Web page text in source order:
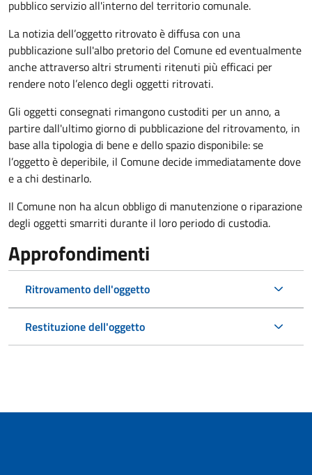
pubblico servizio all'interno del territorio comunale.
La notizia dell’oggetto ritrovato è diffusa con una
pubblicazione sull'albo pretorio del Comune ed eventualmente
anche attraverso altri strumenti ritenuti più efficaci per
rendere noto l’elenco degli oggetti ritrovati.
Gli oggetti consegnati rimangono custoditi per un anno, a
partire dall'ultimo giorno di pubblicazione del ritrovamento, in
base alla tipologia di bene e dello spazio disponibile: se
l’oggetto è deperibile, il Comune decide immediatamente dove
e a chi destinarlo.
Il Comune non ha alcun obbligo di manutenzione o riparazione
degli oggetti smarriti durante il loro periodo di custodia.
Approfondimenti
Ritrovamento dell'oggetto
Restituzione dell'oggetto